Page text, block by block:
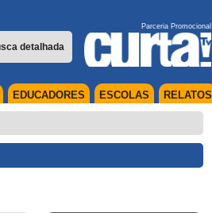
detalhada
Parceria Promocional
RELATOS
ESCOLAS
EDUCADORES